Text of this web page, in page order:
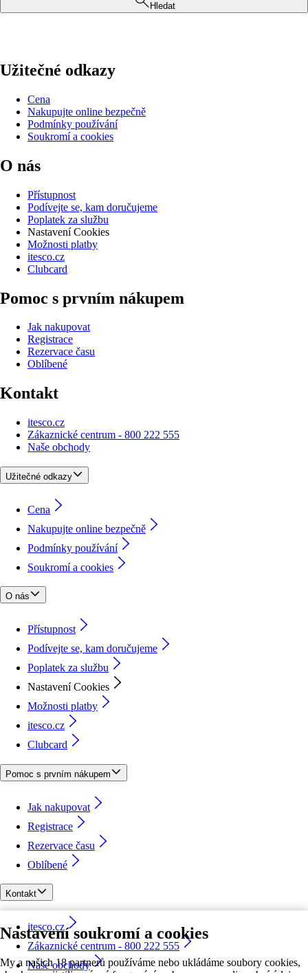
Nastavení soukromí a cookies
My a našich 18 partnerů používáme nebo ukládáme soubory cookies,
Hledat
Užitečné odkazy
Cena
Nakupujte online bezpečně
Podmínky používání
Soukromí a cookies
O nás
Přístupnost
Podívejte se, kam doručujeme
Poplatek za službu
Nastavení Cookies
Možnosti platby
itesco.cz
Clubcard
Pomoc s prvním nákupem
Jak nakupovat
Registrace
Rezervace času
Oblíbené
Kontakt
itesco.cz
Zákaznické centrum - 800 222 555
Naše obchody
Užitečné odkazy
Cena
Nakupujte online bezpečně
Podmínky používání
Soukromí a cookies
O nás
Přístupnost
Podívejte se, kam doručujeme
Poplatek za službu
Nastavení Cookies
Možnosti platby
itesco.cz
Clubcard
Pomoc s prvním nákupem
Jak nakupovat
Registrace
Rezervace času
Oblíbené
Kontakt
itesco.cz
Zákaznické centrum - 800 222 555
Naše obchody